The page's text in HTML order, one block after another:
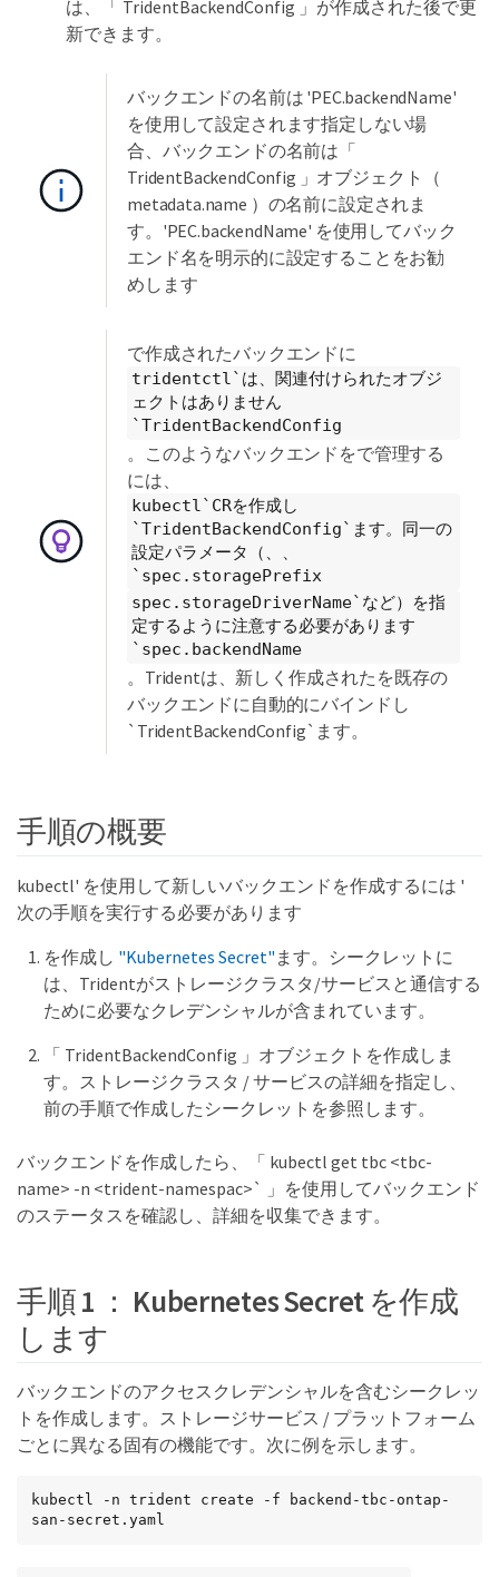
は、「 TridentBackendConfig 」が作成された後で更
新できます。
バックエンドの名前は 'PEC.backendName'
を使用して設定されます指定しない場
合、バックエンドの名前は「
TridentBackendConfig 」オブジェクト（
metadata.name ）の名前に設定されま
す。'PEC.backendName' を使用してバック
エンド名を明示的に設定することをお勧
めします
で作成されたバックエンドに
tridentctl`は、関連付けられたオブジ
ェクトはありません
`TridentBackendConfig
。このようなバックエンドをで管理する
には、
kubectl`CRを作成し
`TridentBackendConfig`ます。同一の
設定パラメータ（、、
`spec.storagePrefix
spec.storageDriverName`など）を指
定するように注意する必要があります
`spec.backendName
。Tridentは、新しく作成されたを既存の
バックエンドに自動的にバインドし
`TridentBackendConfig`ます。
手順の概要
kubectl' を使用して新しいバックエンドを作成するには '
次の手順を実行する必要があります
を作成し "Kubernetes Secret" ます。シークレットに
は、Tridentがストレージクラスタ/サービスと通信する
ために必要なクレデンシャルが含まれています。
「 TridentBackendConfig 」オブジェクトを作成しま
す。ストレージクラスタ / サービスの詳細を指定し、
前の手順で作成したシークレットを参照します。
バックエンドを作成したら、「 kubectl get tbc <tbc-
name> -n <trident-namespac>` 」を使用してバックエンド
のステータスを確認し、詳細を収集できます。
手順 1 ： Kubernetes Secret を作成
します
バックエンドのアクセスクレデンシャルを含むシークレッ
トを作成します。ストレージサービス / プラットフォーム
ごとに異なる固有の機能です。次に例を示します。
kubectl -n trident create -f backend-tbc-ontap-
san-secret.yaml